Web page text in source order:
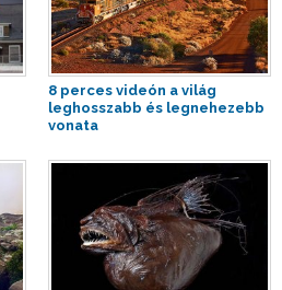
8 perces videón a világ
leghosszabb és legnehezebb
vonata